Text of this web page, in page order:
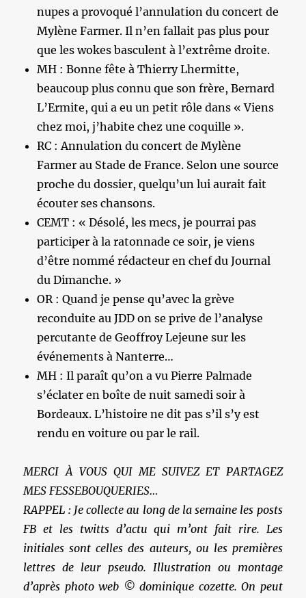
nupes a provoqué l’annulation du concert de
Mylène Farmer. Il n’en fallait pas plus pour
que les wokes basculent à l’extrême droite.
MH : Bonne fête à Thierry Lhermitte,
beaucoup plus connu que son frère, Bernard
L’Ermite, qui a eu un petit rôle dans « Viens
chez moi, j’habite chez une coquille ».
RC : Annulation du concert de Mylène
Farmer au Stade de France. Selon une source
proche du dossier, quelqu’un lui aurait fait
écouter ses chansons.
CEMT : « Désolé, les mecs, je pourrai pas
participer à la ratonnade ce soir, je viens
d’être nommé rédacteur en chef du Journal
du Dimanche. »
OR : Quand je pense qu’avec la grève
reconduite au JDD on se prive de l’analyse
percutante de Geoffroy Lejeune sur les
événements à Nanterre…
MH : Il paraît qu’on a vu Pierre Palmade
s’éclater en boîte de nuit samedi soir à
Bordeaux. L’histoire ne dit pas s’il s’y est
rendu en voiture ou par le rail.
MERCI À VOUS QUI ME SUIVEZ ET PARTAGEZ
MES FESSEBOUQUERIES…
RAPPEL : Je collecte au long de la semaine les posts
FB et les twitts d’actu qui m’ont fait rire. Les
initiales sont celles des auteurs, ou les premières
lettres de leur pseudo. Illustration ou montage
d’après photo web © dominique cozette. On peut